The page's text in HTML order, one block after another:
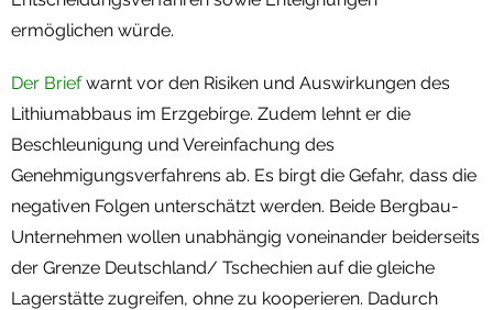
ermöglichen würde.
Der Briefwarnt vor den Risiken und Auswirkungen des
Lithiumabbaus im Erzgebirge. Zudem lehnt er die
Beschleunigung und Vereinfachung des
Genehmigungsverfahrens ab. Es birgt die Gefahr, dass die
negativen Folgen unterschätzt werden. Beide Bergbau-
Unternehmen wollen unabhängig voneinander beiderseits
der Grenze Deutschland/ Tschechien auf die gleiche
Lagerstätte zugreifen, ohne zu kooperieren. Dadurch